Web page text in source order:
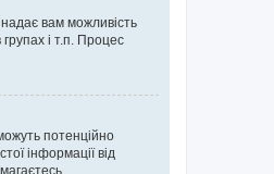
вам можливість
і т.п. Процес
потенційно
інформації від